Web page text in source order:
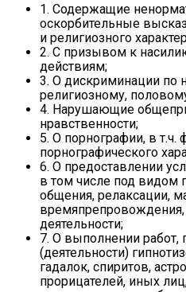
1. Содержащие
оскорбительные
и религиозного
2. С призывом к
действиям;
3. О дискриминации по
религиозному,
4. Нарушающие
нравственности;
5. О порнографии, в
порнографического
6. О предоставлении
в том числе под видом
общения, релаксации,
времяпрепровождения,
деятельности;
7. О выполнении работ,
(деятельности)
гадалок, спиритов,
прорицателей, иных